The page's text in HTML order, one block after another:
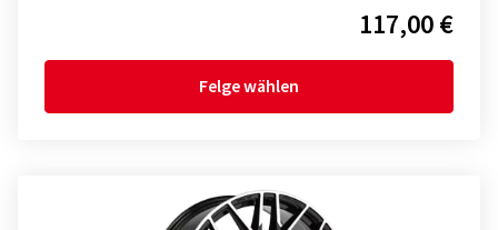
117,00 €
Felge wählen